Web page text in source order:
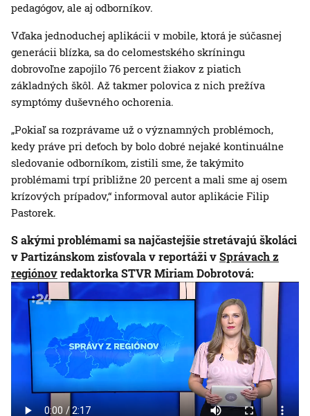
pedagógov, ale aj odborníkov.
Vďaka jednoduchej aplikácii v mobile, ktorá je súčasnej
generácii blízka, sa do celomestského skríningu
dobrovoľne zapojilo 76 percent žiakov z piatich
základných škôl. Až takmer polovica z nich prežíva
symptómy duševného ochorenia.
„Pokiaľ sa rozprávame už o významných problémoch,
kedy práve pri deťoch by bolo dobré nejaké kontinuálne
sledovanie odborníkom, zistili sme, že takýmito
problémami trpí približne 20 percent a mali sme aj osem
krízových prípadov,“ informoval autor aplikácie Filip
Pastorek.
S akými problémami sa najčastejšie stretávajú školáci
v Partizánskom zisťovala v reportáži vSprávach z
regiónovredaktorka STVR Miriam Dobrotová: